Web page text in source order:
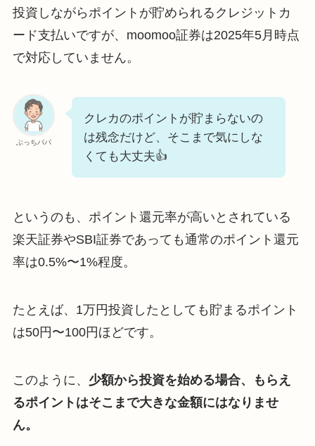
投資しながらポイントが貯められるクレジットカ
ード支払いですが、moomoo証券は2025年5月時点
で対応していません。
ぶっちパパ
クレカのポイントが貯まらないの
は残念だけど、そこまで気にしな
くても大丈夫👍
というのも、ポイント還元率が高いとされている
楽天証券やSBI証券であっても通常のポイント還元
率は0.5%〜1%程度。
たとえば、1万円投資したとしても貯まるポイント
は50円〜100円ほどです。
このように、 少額から投資を始める場合、もらえ
るポイントはそこまで大きな金額にはなりませ
ん。